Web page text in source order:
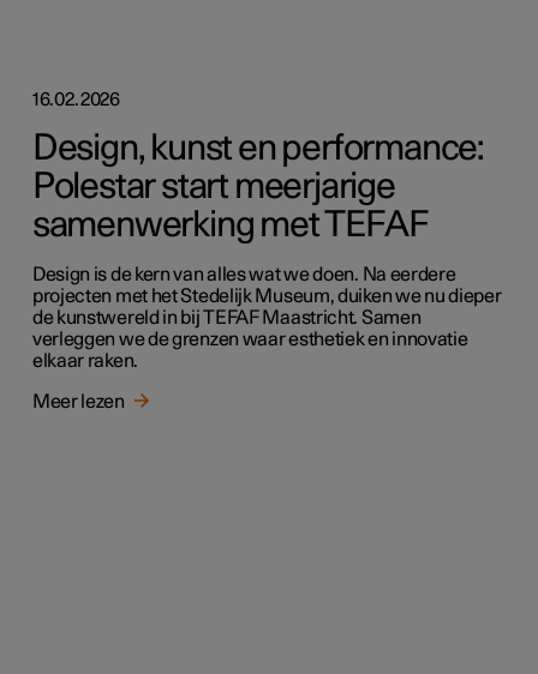
16.02.2026
Design, kunst en performance:
Polestar start meerjarige
samenwerking met TEFAF
Design is de kern van alles wat we doen. Na eerdere
projecten met het Stedelijk Museum, duiken we nu dieper
de kunstwereld in bij TEFAF Maastricht. Samen
verleggen we de grenzen waar esthetiek en innovatie
elkaar raken.
Meer lezen